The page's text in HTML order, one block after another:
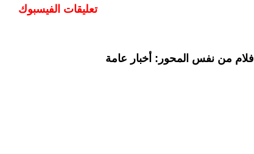
تعليقات الفيسبوك
افلام من نفس المحور: أخبار عامة